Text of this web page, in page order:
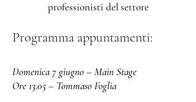
professionisti del settore
Programma appuntamenti:
Domenica 7 giugno – Main Stage
Ore 13.05 – Tommaso Foglia